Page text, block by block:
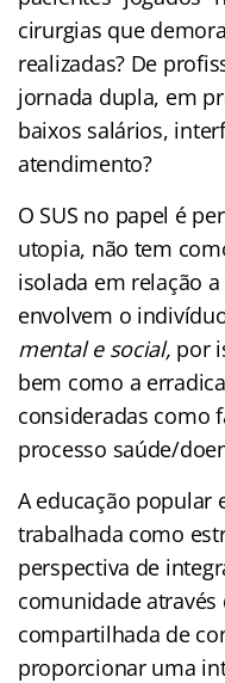
cirurgias que
realizadas? De
jornada dupla, em
baixos salários,
atendimento?
O SUS no papel é
utopia, não tem
isolada em relação
envolvem o
mental e social, por
bem como a
consideradas como
processo saúde/
A educação popular
trabalhada como
perspectiva de
comunidade
compartilhada de
proporcionar uma